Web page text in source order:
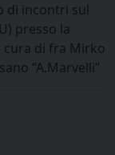
di incontri sul
presso la
cura di fra Mirko
“A.Marvelli”